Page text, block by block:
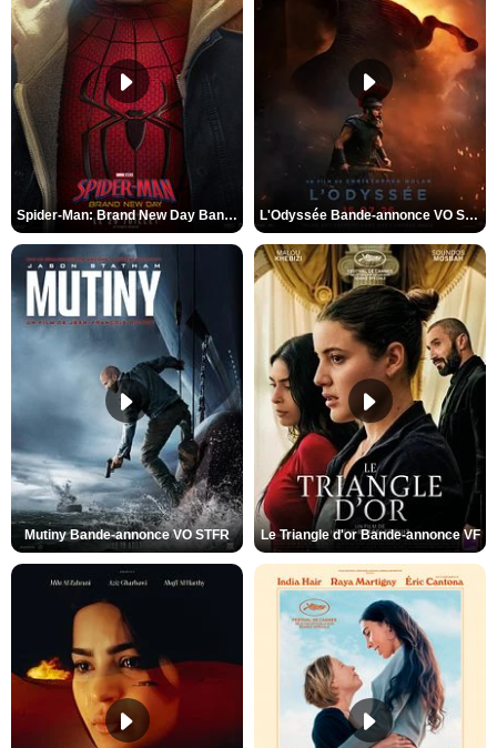
Spider-Man: Brand New Day Bande-annonce VO STFR L'Odyssée Bande-annonce VO STFR
Mutiny Bande-annonce VO STFR Le Triangle d'or Bande-annonce VF